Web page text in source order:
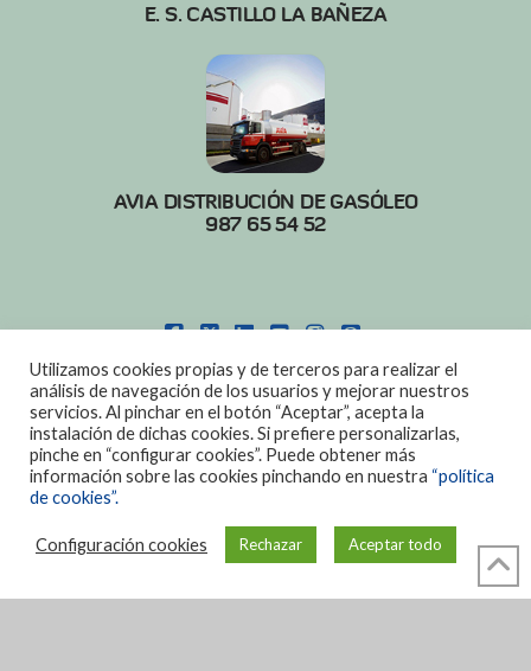
E. S. CASTILLO LA BAÑEZA
AVIA DISTRIBUCIÓN DE GASÓLEO
987 65 54 52
POLITICA DE COOKIES|AVISO LEGAL
DISEÑO: DIAN SISTEMAS
Utilizamos cookies propias y de terceros para realizar el
análisis de navegación de los usuarios y mejorar nuestros
servicios. Al pinchar en el botón “Aceptar”, acepta la
instalación de dichas cookies. Si prefiere personalizarlas,
pinche en “configurar cookies”. Puede obtener más
información sobre las cookies pinchando en nuestra “política
de cookies”.
Configuración cookies Rechazar Aceptar todo